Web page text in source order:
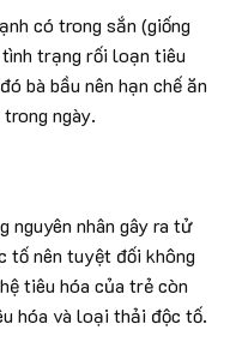
có trong sắn (giống
trạng rối loạn tiêu
bà bầu nên hạn chế ăn
ngày.
nguyên nhân gây ra tử
tố nên tuyệt đối không
tiêu hóa của trẻ còn
hóa và loại thải độc tố.